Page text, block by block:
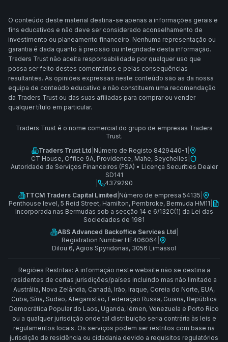
O conteúdo deste material destina-se apenas a informações gerais e
fins educativos e não deve ser considerado aconselhamento de
investimento ou planeamento financeiro. Nenhuma representação ou
garantia é dada quanto à precisão ou integridade desta informação.
Traders Trust não aceita responsabilidade por qualquer uso que
possa ser feito destes comentários e pelas consequências
resultantes. As opiniões expressas neste conteúdo são as da nossa
equipa de conteúdo educativo e não constituem uma recomendação
da Traders Trust ou das suas afiliadas para comprar ou vender
qualquer título em particular.
Traders Trust é o nome comercial do grupo de empresas Traders
Trust.
Traders Trust Ltd Número de Registo 8429440-1
CT House, Office 9A, Providence, Mahe, Seychelles
Autoridade de Serviços Financeiros (FSA) • Licença Securities Dealer
SD141
4379290
TTCM Traders Capital Limited Número de empresa 54135
Penthouse level, 5 Reid Street, Hamilton, Pembroke, Bermuda HM11
Incorporada nas Bermudas sob a secção 14 e 6/132C(1) da Lei das
Sociedades de 1981
ABS Advanced Backoffice Services Ltd
Registration Number HE406064
Dilou 6, Agios Spyridonas, 3056 Limassol
Regiões Restritas: A informação neste website não se destina a
residentes de certas jurisdições/países incluindo mas não limitado a
Austrália, Nova Zelândia, Canadá, Irão, Iraque, Coreia do Norte, EUA,
Cuba, Síria, Sudão, Afeganistão, Federação Russa, Guiana, República
Democrática Popular do Laos, Uganda, Iémen, Venezuela e Porto Rico
ou a qualquer jurisdição onde tal distribuição seria contrária às leis e
regulamentos locais. Os serviços podem ser restritos com base na
jurisdição de residência ou cidadania devido a requisitos regulatórios